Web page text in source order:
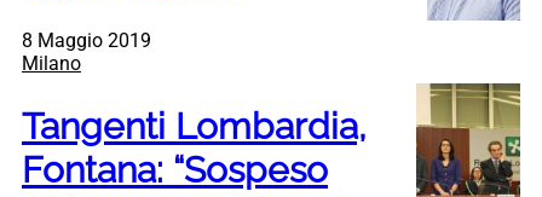
8 Maggio 2019
Milano
Tangenti Lombardia,
Fontana: “Sospeso